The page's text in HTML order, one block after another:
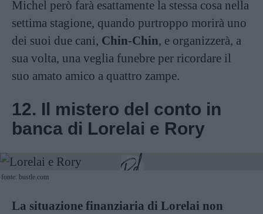
Michel però farà esattamente la stessa cosa nella
settima stagione, quando purtroppo morirà uno
dei suoi due cani, Chin-Chin, e organizzerà, a
sua volta, una veglia funebre per ricordare il
suo amato amico a quattro zampe.
12. Il mistero del conto in
banca di Lorelai e Rory
fonte: bustle.com
La situazione finanziaria di Lorelai non